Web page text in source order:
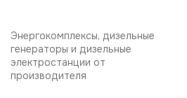
Энергокомплексы, дизельные
генераторы и дизельные
электростанции от
производителя